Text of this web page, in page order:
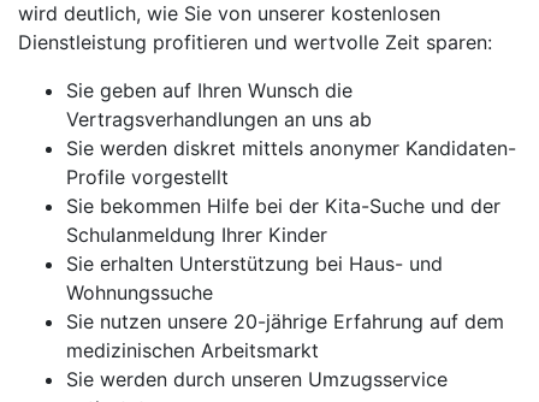
wird deutlich, wie Sie von unserer kostenlosen
Dienstleistung profitieren und wertvolle Zeit sparen:
Sie geben auf Ihren Wunsch die
Vertragsverhandlungen an uns ab
Sie werden diskret mittels anonymer Kandidaten-
Profile vorgestellt
Sie bekommen Hilfe bei der Kita-Suche und der
Schulanmeldung Ihrer Kinder
Sie erhalten Unterstützung bei Haus- und
Wohnungssuche
Sie nutzen unsere 20-jährige Erfahrung auf dem
medizinischen Arbeitsmarkt
Sie werden durch unseren Umzugsservice